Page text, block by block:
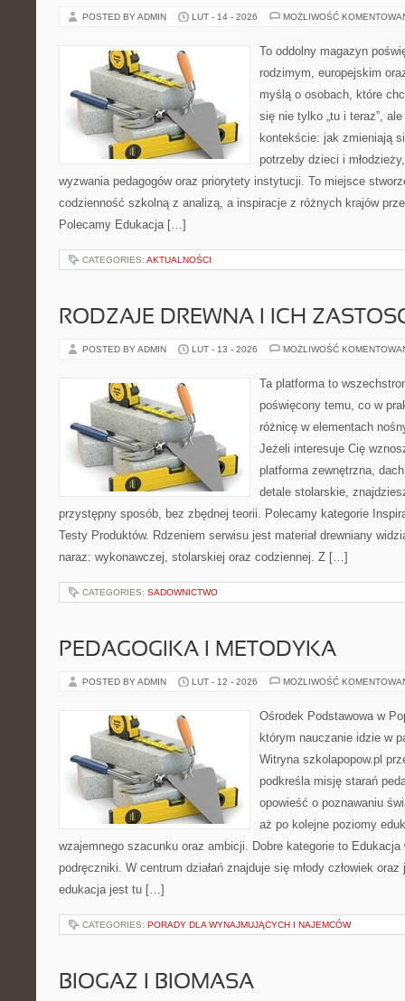
POSTED BY ADMIN LUT - 14 - 2026 MOŻLIWOŚĆ
To oddolny magazyn
rodzimym, europejskim
myślą o osobach, które
się nie tylko „tu i teraz”,
kontekście: jak zmieniają
potrzeby dzieci i
wyzwania pedagogów oraz priorytety instytucji. To miejsce
codzienność szkolną z analizą, a inspiracje z różnych krajów
Polecamy Edukacja […]
CATEGORIES: AKTUALNOŚCI
RODZAJE DREWNA I ICH
POSTED BY ADMIN LUT - 13 - 2026 MOŻLIWOŚĆ
Ta platforma to
poświęcony temu, co w
różnicę w elementach
Jeżeli interesuje Cię
platforma zewnętrzna,
detale stolarskie,
przystępny sposób, bez zbędnej teorii. Polecamy kategorie
Testy Produktów. Rdzeniem serwisu jest materiał drewniany
naraz: wykonawczej, stolarskiej oraz codziennej. Z […]
CATEGORIES: SADOWNICTWO
PEDAGOGIKA I METODYKA
POSTED BY ADMIN LUT - 12 - 2026 MOŻLIWOŚĆ
Ośrodek Podstawowa w
którym nauczanie idzie w
Witryna szkolapopow.pl
podkreśla misję starań
opowieść o poznawaniu
aż po kolejne poziomy
wzajemnego szacunku oraz ambicji. Dobre kategorie to
podręczniki. W centrum działań znajduje się młody człowiek
edukacja jest tu […]
CATEGORIES: PORADY DLA WYNAJMUJĄCYCH I NAJEMCÓW
BIOGAZ I BIOMASA